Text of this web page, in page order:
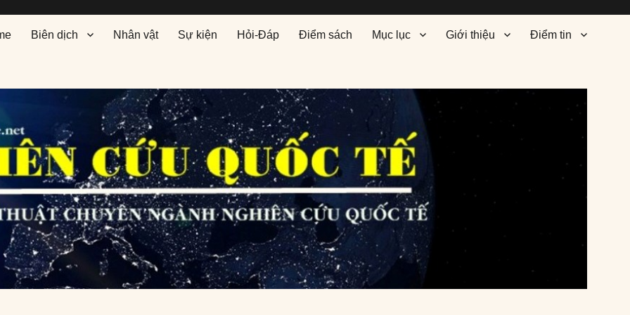
Biên dịch Nhân vật Sự kiện Hỏi-Đáp Điểm sách Mục lục Giới thiệu Điểm tin